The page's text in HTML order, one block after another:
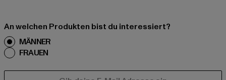
An welchen Produkten bist du interessiert?
MÄNNER
FRAUEN